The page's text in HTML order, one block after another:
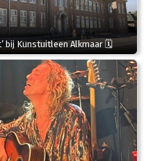
bij Kunstuitleen Alkmaar 🗓